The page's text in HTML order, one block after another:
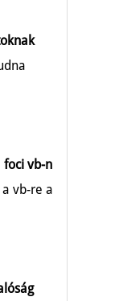
foci vb-n
vb-re a